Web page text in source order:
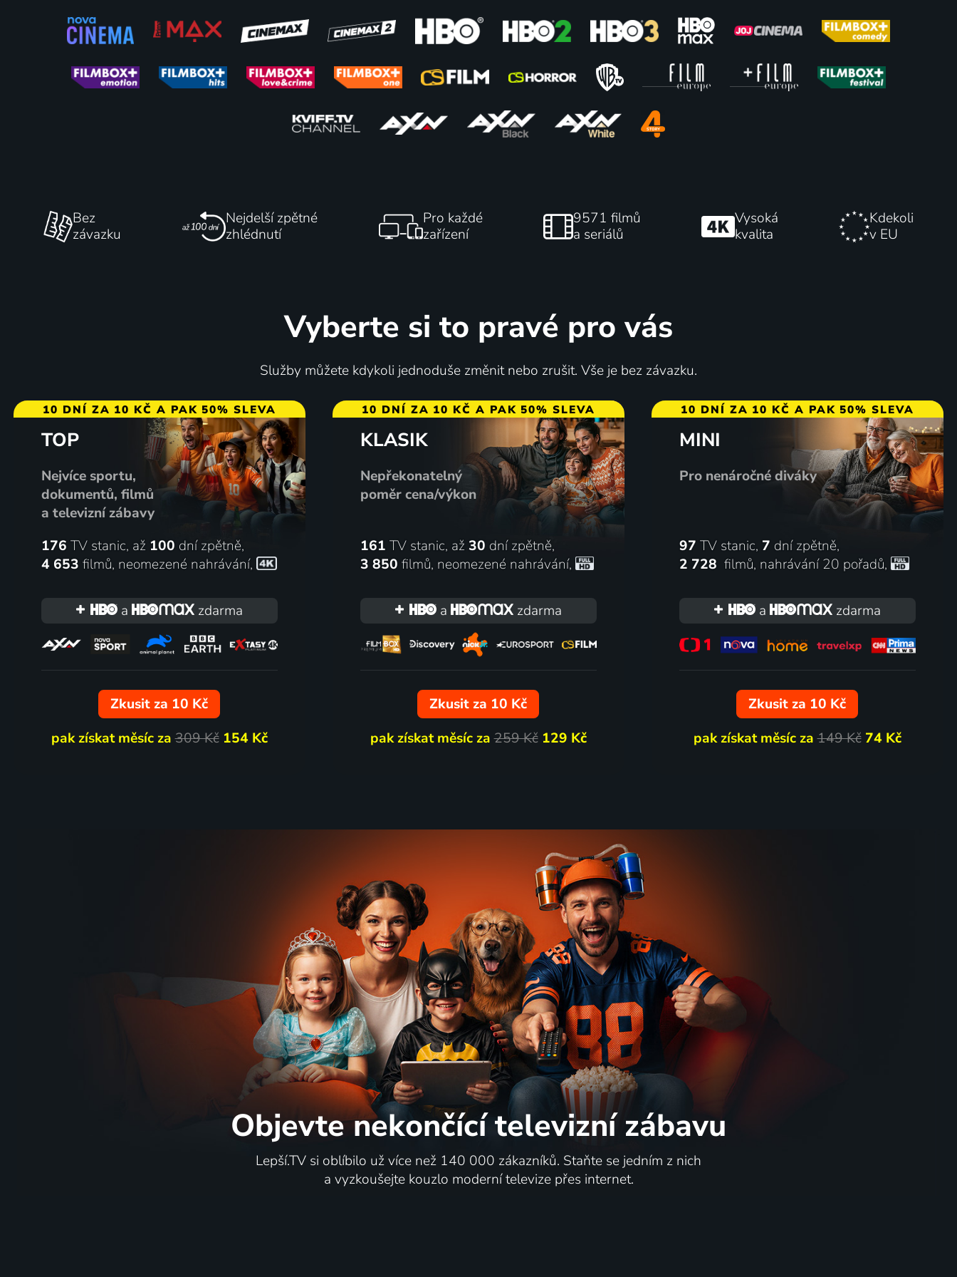
Jednorožci: Věční bojovníci My Adventures with Superman
59 % 57 %
2023 | Francie | Thriller, Akční, Krimi 2023 | Thajsko | Akční, Pohádka
54 %
52%
2023 | USA | Thriller, Akční, Komedie, Krimi 2023 | USA | Akční, Drama, Horor, Science Fiction, Thriller
Bez
závazku
Nejdelší zpětné
zhlédnutí
Pro každé
zařízení
9571 filmů
a seriálů
Vysoká
kvalita
Kdekoli
v EU
Vyberte si to pravé pro vás
Služby můžete kdykoli jednoduše změnit nebo zrušit. Vše je bez závazku.
10 DNÍ ZA 10 KČ A PAK 50% SLEVA
TOP
Nejvíce sportu,
dokumentů, filmů
a televizní zábavy
176 TV stanic, až 100 dní zpětně,
4 653 filmů, neomezené nahrávání,
a zdarma
Zkusit za 10 Kč
pak získat měsíc za309 Kč 154 Kč
10 DNÍ ZA 10 KČ A PAK 50% SLEVA
KLASIK
Nepřekonatelný
poměr cena/výkon
161 TV stanic, až 30 dní zpětně,
3 850 filmů, neomezené nahrávání,
a zdarma
Zkusit za 10 Kč
pak získat měsíc za259 Kč 129 Kč
10 DNÍ ZA 10 KČ A PAK 50% SLEVA
MINI
Pro nenáročné diváky
97 TV stanic, 7 dní zpětně,
2 728 filmů, nahrávání 20 pořadů,
a zdarma
Zkusit za 10 Kč
pak získat měsíc za149 Kč 74 Kč
Objevte nekončící televizní zábavu
Lepší.TV si oblíbilo už více než 140 000 zákazníků. Staňte se jedním z nich
a vyzkoušejte kouzlo moderní televize přes internet.